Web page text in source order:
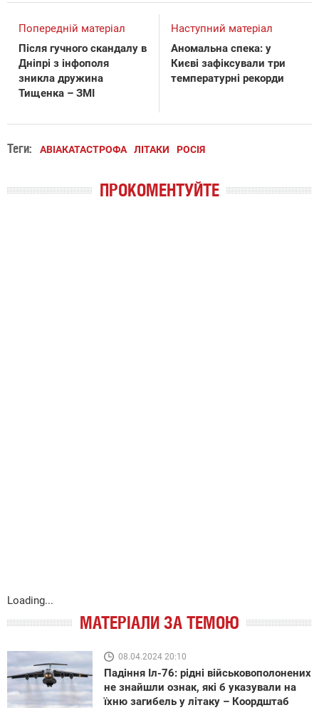
Попередній матеріал
Після гучного скандалу в
Дніпрі з інфополя
зникла дружина
Тищенка – ЗМІ
Наступний матеріал
Аномальна спека: у
Києві зафіксували три
температурні рекорди
Теги: АВІАКАТАСТРОФА ЛІТАКИ РОСІЯ
ПРОКОМЕНТУЙТЕ
Loading...
МАТЕРІАЛИ ЗА ТЕМОЮ
08.04.2024 20:10
Падіння Іл-76: рідні військовополонених
не знайшли ознак, які б указували на
їхню загибель у літаку – Коордштаб